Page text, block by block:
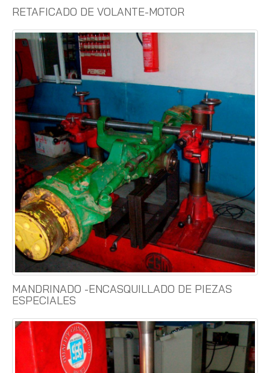
RETAFICADO DE VOLANTE-MOTOR
MANDRINADO -ENCASQUILLADO DE PIEZAS
ESPECIALES